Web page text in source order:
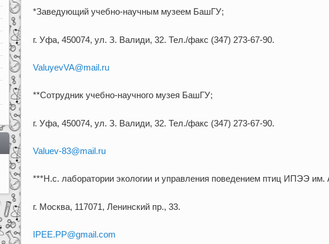
*Заведующий учебно-научным музеем БашГУ;
г. Уфа, 450074, ул. З. Валиди, 32. Тел./факс (347) 273-67-90.
ValuyevVA@mail.ru
**Сотрудник учебно-научного музея БашГУ;
г. Уфа, 450074, ул. З. Валиди, 32. Тел./факс (347) 273-67-90.
Valuev-83@mail.ru
***Н.с. лаборатории экологии и управления поведением птиц ИПЭЭ
г. Москва, 117071, Ленинский пр., 33.
IPEE.PP@gmail.com